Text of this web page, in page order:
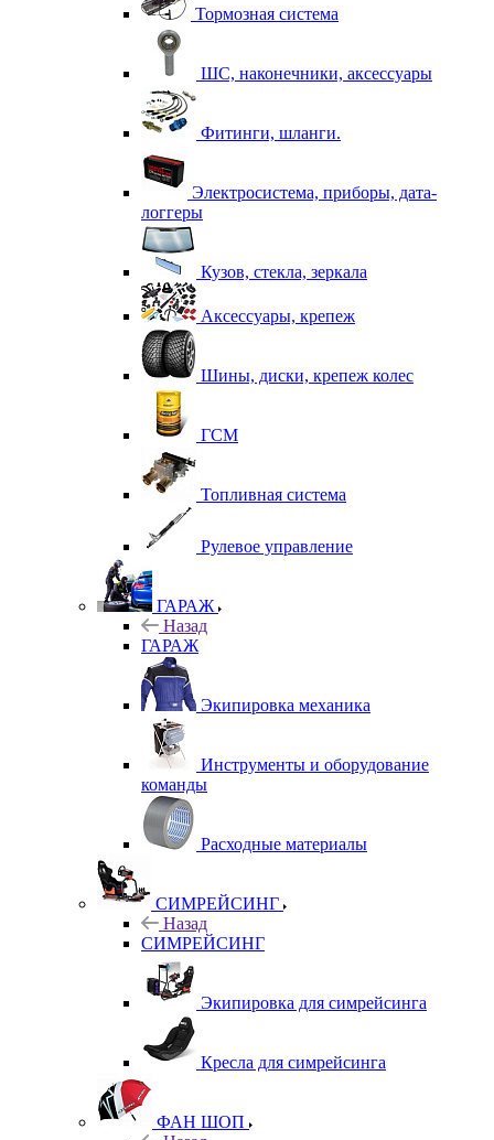
Тормозная система
ШС, наконечники, аксессуары
Фитинги, шланги.
Электросистема, приборы, дата-
логгеры
Кузов, стекла, зеркала
Аксессуары, крепеж
Шины, диски, крепеж колес
ГСМ
Топливная система
Рулевое управление
ГАРАЖ
Назад
ГАРАЖ
Экипировка механика
Инструменты и оборудование
команды
Расходные материалы
СИМРЕЙСИНГ
Назад
СИМРЕЙСИНГ
Экипировка для симрейсинга
Кресла для симрейсинга
ФАН ШОП